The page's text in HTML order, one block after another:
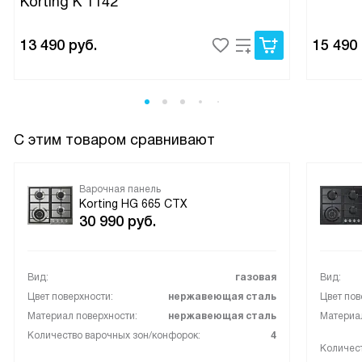
13 490 руб. 15 490
С этим товаром сравнивают
Варочная панель
Korting HG 665 CTX
30 990 руб.
Вид:
газовая
Цвет поверхности:
нержавеющая сталь
Материал поверхности:
нержавеющая сталь
Количество варочных зон/конфорок:
4
Вид:
Цвет